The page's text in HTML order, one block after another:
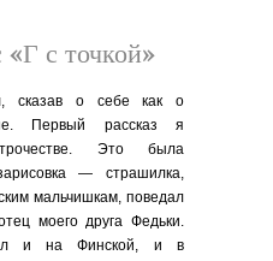
с точкой»
сказав о себе как о
Первый рассказ я
Это была
— страшилка,
мальчишкам, поведал
моего друга Федьки.
и на Финской, и в